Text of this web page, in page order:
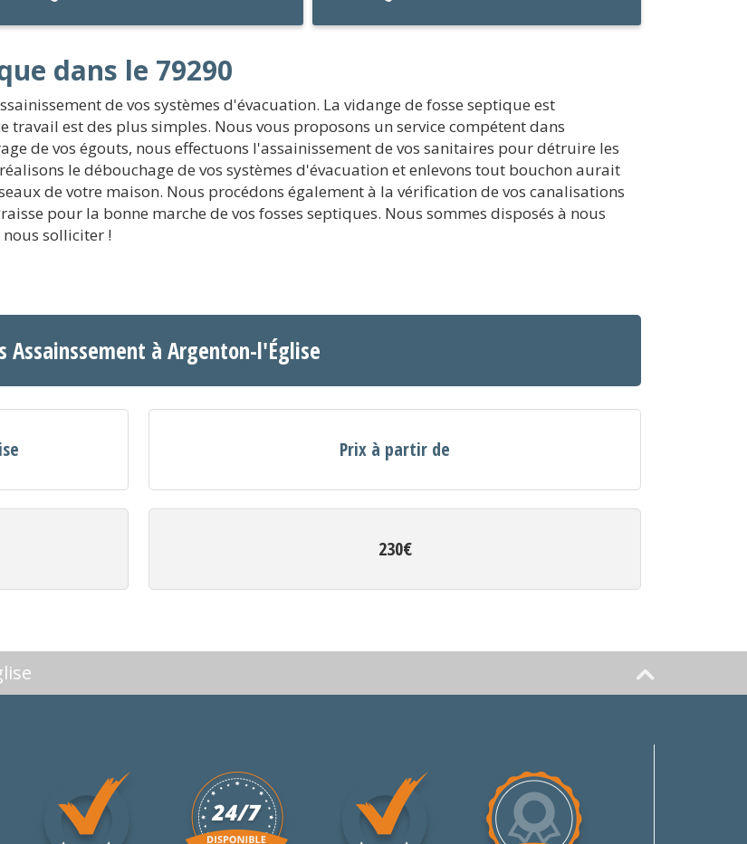
dans le 79290
de vos systèmes d'évacuation. La vidange de fosse septique est
est des plus simples. Nous vous proposons un service compétent dans
de vos égouts, nous effectuons l'assainissement de vos sanitaires pour détruire les
le débouchage de vos systèmes d'évacuation et enlevons tout bouchon aurait
de votre maison. Nous procédons également à la vérification de vos canalisations
pour la bonne marche de vos fosses septiques. Nous sommes disposés à nous
solliciter !
Assainssement à Argenton-l'Église
Prix à partir de
230€